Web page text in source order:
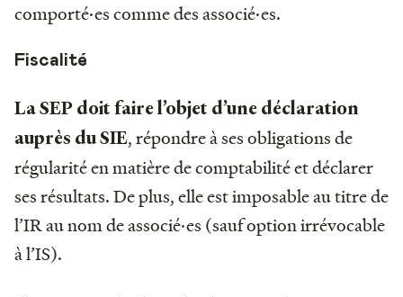
comporté·es comme des associé·es.
Fiscalité
La SEP doit faire l’objet d’une déclaration
auprès du SIE, répondre à ses obligations de
régularité en matière de comptabilité et déclarer
ses résultats. De plus, elle est imposable au titre de
l’IR au nom de associé·es (sauf option irrévocable
à l’IS).